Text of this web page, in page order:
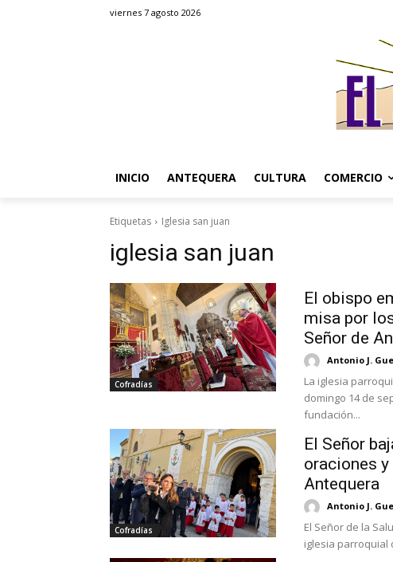
viernes 7 agosto 2026
INICIO ANTEQUERA CULTURA COMERCIO
Etiquetas Iglesia san juan
iglesia san juan
Cofradías
El obispo
misa por
Señor de
Antonio J.
La iglesia
domingo 14 de
fundación...
Cofradías
El Señor
oraciones
Antequera
Antonio J.
El Señor de la
iglesia parroquial